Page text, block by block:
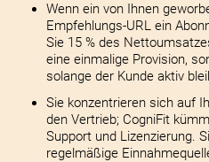
Wenn ein von Ihnen
Empfehlungs-URL ein
Sie 15 % des
eine einmalige Provision,
solange der Kunde aktiv
Sie konzentrieren sich auf
den Vertrieb; CogniFit
Support und Lizenzierung.
regelmäßige